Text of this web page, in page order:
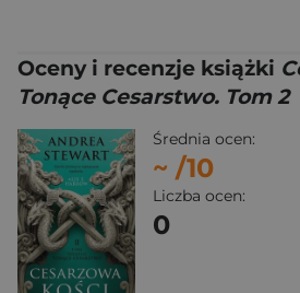
Oceny i recenzje książki
Tonące Cesarstwo. Tom 2
Średnia ocen:
~ /10
Liczba ocen:
0